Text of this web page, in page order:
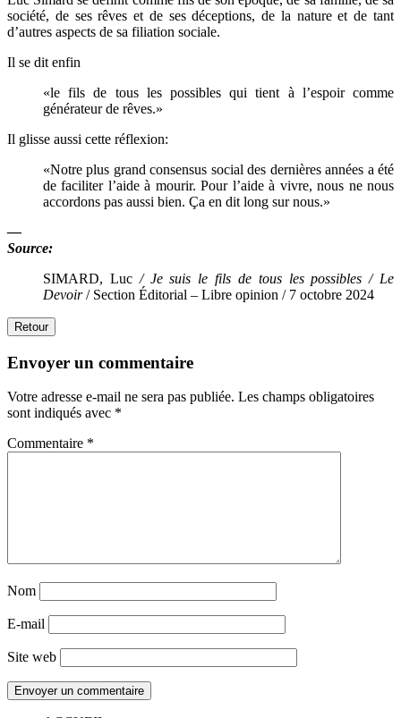
société, de ses rêves et de ses déceptions, de la nature et de tant
d’autres aspects de sa filiation sociale.
Il se dit enfin
«le fils de tous les possibles qui tient à l’espoir comme
générateur de rêves.»
Il glisse aussi cette réflexion:
«Notre plus grand consensus social des dernières années a été
de faciliter l’aide à mourir. Pour l’aide à vivre, nous ne nous
accordons pas aussi bien. Ça en dit long sur nous.»
—
Source:
SIMARD, Luc/ Je suis le fils de tous les possibles / Le
Devoir/ Section Éditorial – Libre opinion / 7 octobre 2024
Retour
Envoyer un commentaire
Votre adresse e-mail ne sera pas publiée. Les champs obligatoires
sont indiqués avec *
Commentaire *
Nom
E-mail
Site web